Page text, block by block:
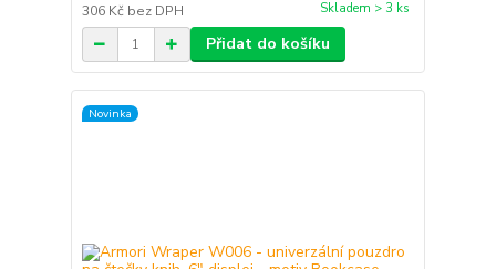
306 Kč bez DPH Skladem > 3 ks
Přidat do košíku
Novinka